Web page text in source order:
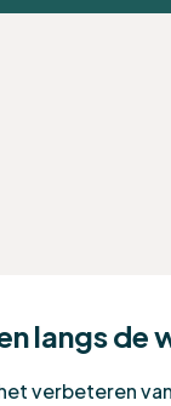
langs de
verbeteren